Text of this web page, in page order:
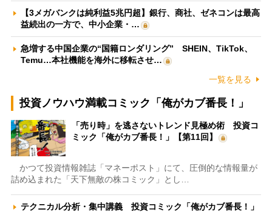
【3メガバンクは純利益5兆円超】銀行、商社、ゼネコンは最高
益続出の一方で、中小企業・…
急増する中国企業の“国籍ロンダリング” SHEIN、TikTok、
Temu…本社機能を海外に移転させ…
一覧を見る
投資ノウハウ満載コミック「俺がカブ番長！」
「売り時」を逃さないトレンド見極め術 投資コ
ミック「俺がカブ番長！」【第11回】
かつて投資情報雑誌「マネーポスト」にて、圧倒的な情報量が
詰め込まれた「天下無敵の株コミック」とし…
テクニカル分析・集中講義 投資コミック「俺がカブ番長！」